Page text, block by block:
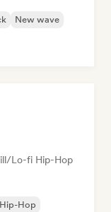
New wave
Lo-fi Hip-Hop
Hop